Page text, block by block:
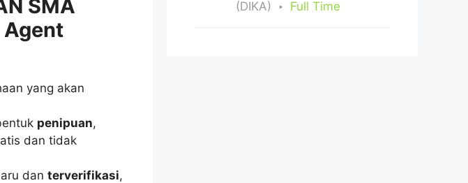
SMA
Agent
yang akan
penipuan,
dan tidak
dan terverifikasi,
(DIKA)
Full Time